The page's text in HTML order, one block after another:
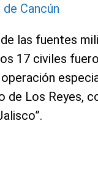
Cancún
las fuentes
17 civiles
de Los Reyes,